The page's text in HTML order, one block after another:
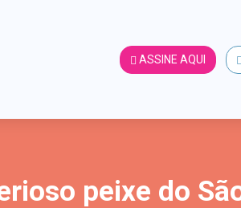
ASSINE AQUI
peixe do